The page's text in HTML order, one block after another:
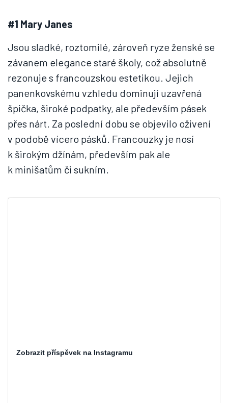
#1 Mary Janes
Jsou sladké, roztomilé, zároveň ryze ženské se
závanem elegance staré školy, což absolutně
rezonuje s francouzskou estetikou. Jejich
panenkovskému vzhledu dominují uzavřená
špička, široké podpatky, ale především pásek
přes nárt. Za poslední dobu se objevilo oživení
v podobě vícero pásků. Francouzky je nosí
k širokým džínám, především pak ale
k minišatům či sukním.
Zobrazit příspěvek na Instagramu